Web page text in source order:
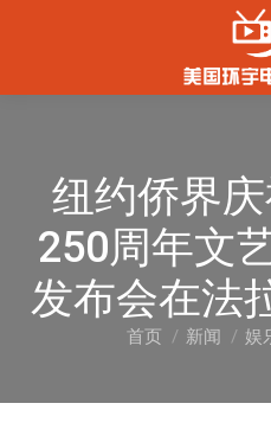
纽约侨界
250周年文
发布会在法
您在这里：
首页 新闻 娱